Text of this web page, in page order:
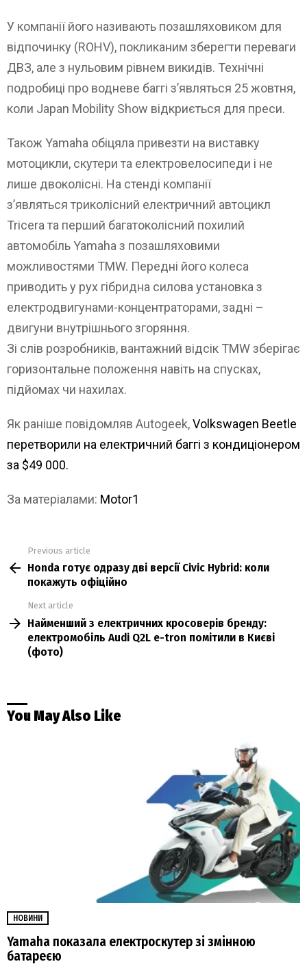
У компанії його називають позашляховиком для
відпочинку (ROHV), покликаним зберегти переваги
ДВЗ, але з нульовим рівнем викидів. Технічні
подробиці про водневе баггі з’являться 25 жовтня,
коли Japan Mobility Show відкриється для преси.
Також Yamaha обіцяла привезти на виставку
мотоцикли, скутери та електровелосипеди і не
лише двоколісні. На стенді компанії
з’являться триколісний електричний автоцикл
Tricera та перший багатоколісний похилий
автомобіль Yamaha з позашляховими
можливостями TMW. Передні його колеса
приводить у рух гібридна силова установка з
електродвигунами-концентраторами, задні –
двигуни внутрішнього згоряння.
Зі слів розробників, вантажний відсік TMW зберігає
горизонтальне положення навіть на спусках,
підйомах чи нахилах.
Як раніше повідомляв Autogeek,Volkswagen Beetle
перетворили на електричний баггі з кондиціонером
за $49 000.
За матеріалами: Motor1
more
Previous article
Honda готує одразу дві версії Civic Hybrid: коли
покажуть офіційно
Next article
Найменший з електричних кросоверів бренду:
електромобіль Audi Q2L e-tron помітили в Києві
(фото)
You May Also Like
НОВИНИ
Yamaha показала електроскутер зі змінною
батареєю